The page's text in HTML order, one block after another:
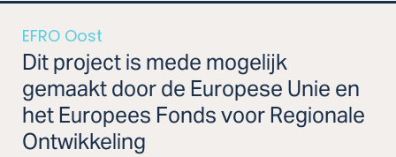
EFRO Oost
Dit project is mede mogelijk
gemaakt door de Europese Unie en
het Europees Fonds voor Regionale
Ontwikkeling